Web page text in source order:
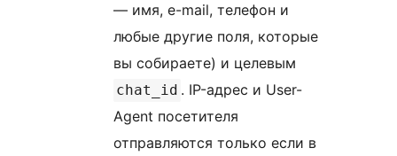
— имя, e-mail, телефон и
любые другие поля, которые
вы собираете) и целевым
chat_id . IP-адрес и User-
Agent посетителя
отправляются только если в